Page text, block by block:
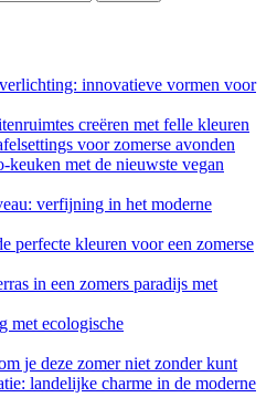
innovatieve vormen voor
creëren met felle kleuren
voor zomerse avonden
keuken met de nieuwste vegan
verfijning in het moderne
perfecte kleuren voor een zomerse
in een zomers paradijs met
met ecologische
je deze zomer niet zonder kunt
landelijke charme in de moderne